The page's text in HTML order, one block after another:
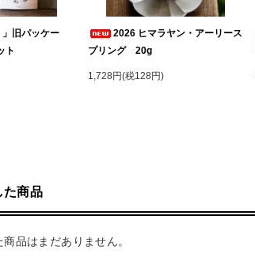
」旧パッケー
ト
2026 ヒマラヤン・アーリース
プリング 20g
1,728円(税128円)
た商品
品はまだありません。